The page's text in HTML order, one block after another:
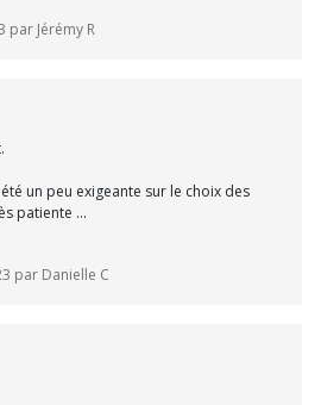
par Jérémy R
un peu exigeante sur le choix des
patiente ...
par Danielle C